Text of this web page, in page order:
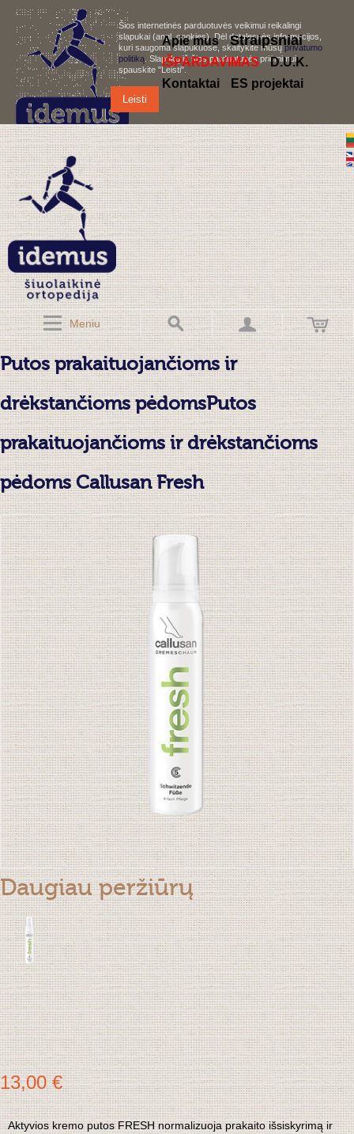
Šios internetinės parduotuvės veikimui reikalingi
slapukai (angl. cookies). Dėl detalesnės informacijos,
kuri saugoma slapukuose, skaitykite mūsųprivatumo
politiką . Slapukų iš šios parduotuvės priėmimui,
spauskite "Leisti".
Leisti
Meniu
Apie mus Straipsniai
IŠPARDAVIMAS
D.U.K.
Kontaktai
ES projektai
Putos prakaituojančioms ir
drėkstančioms pėdomsPutos
prakaituojančioms ir drėkstančioms
pėdoms Callusan Fresh
Daugiau peržiūrų
13,00 €
Aktyvios kremo putos FRESH normalizuoja prakaito išsiskyrimą ir